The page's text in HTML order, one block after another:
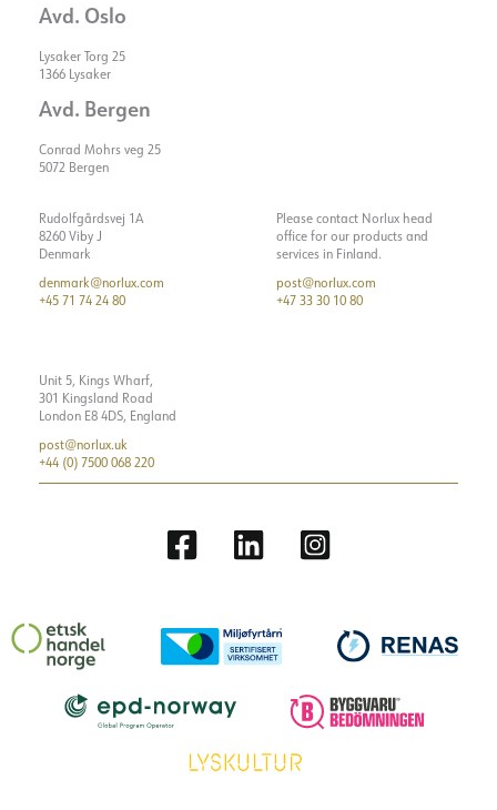
Avd. Oslo
Lysaker Torg 25
1366 Lysaker
Avd. Bergen
Conrad Mohrs veg 25
5072 Bergen
Rudolfgårdsvej 1A
8260 Viby J
Denmark
denmark@norlux.com
+45 71 74 24 80
Please contact Norlux head
office for our products and
services in Finland.
post@norlux.com
+47 33 30 10 80
Unit 5, Kings Wharf,
301 Kingsland Road
London E8 4DS, England
post@norlux.uk
+44 (0) 7500 068 220